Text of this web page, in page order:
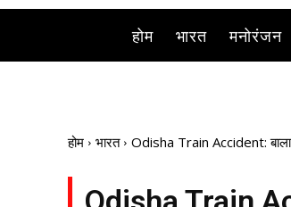
होम भारत मनोरंजन
होम भारत Odisha Train Accident: